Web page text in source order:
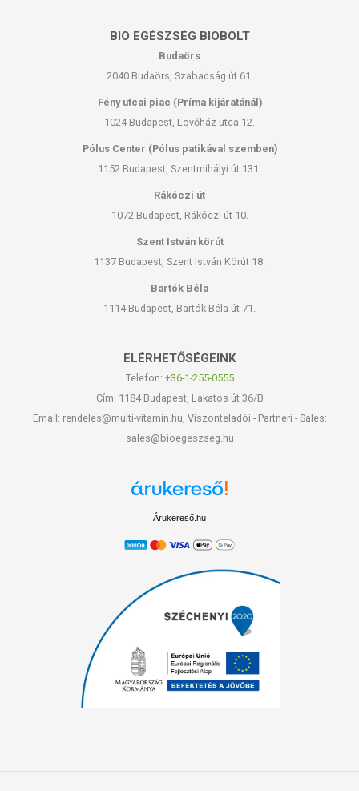
BIO EGÉSZSÉG BIOBOLT
Budaörs
2040 Budaörs, Szabadság út 61.
Fény utcai piac (Príma kijáratánál)
1024 Budapest, Lövőház utca 12.
Pólus Center (Pólus patikával szemben)
1152 Budapest, Szentmihályi út 131.
Rákóczi út
1072 Budapest, Rákóczi út 10.
Szent István körút
1137 Budapest, Szent István Körút 18.
Bartók Béla
1114 Budapest, Bartók Béla út 71.
ELÉRHETŐSÉGEINK
Telefon: +36-1-255-0555
Cím: 1184 Budapest, Lakatos út 36/B
Email: rendeles@multi-vitamin.hu, Viszonteladói - Partneri - Sales:
sales@bioegeszseg.hu
Árukereső.hu